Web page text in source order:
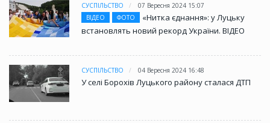
СУСПІЛЬСТВО
07 Вересня 2024 15:07
ВІДЕО
ФОТО
«Нитка єднання»: у Луцьку
встановлять новий рекорд України. ВІДЕО
СУСПІЛЬСТВО 04 Вересня 2024 16:48
У селі Борохів Луцького району сталася ДТП